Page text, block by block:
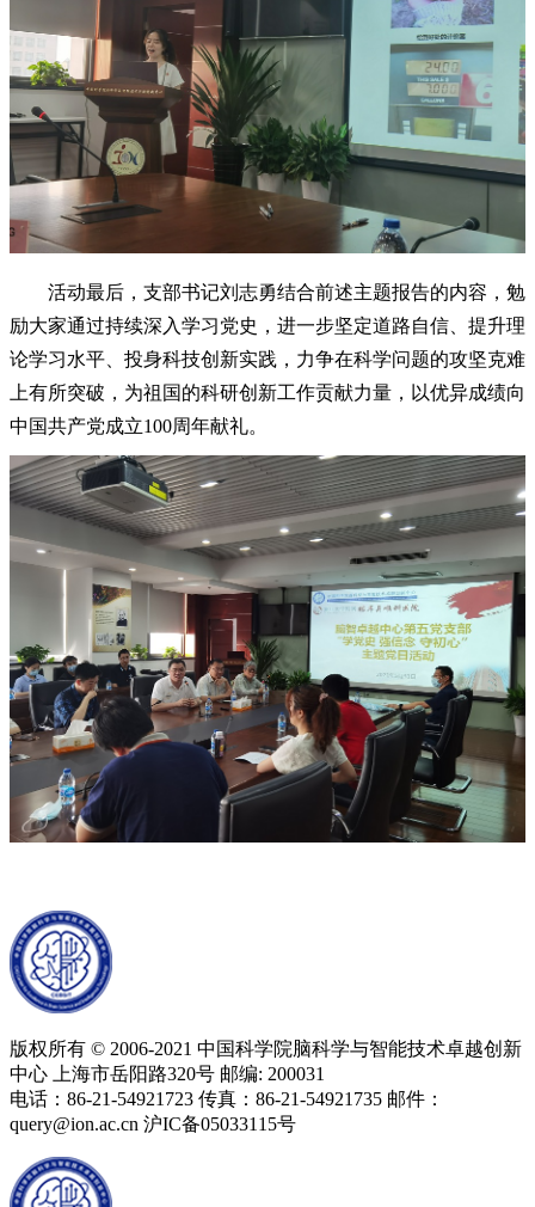
活动最后，支部书记刘志勇结合前述主题报告的内容，勉
励大家通过持续深入学习党史，进一步坚定道路自信、提升理
论学习水平、投身科技创新实践，力争在科学问题的攻坚克难
上有所突破，为祖国的科研创新工作贡献力量，以优异成绩向
中国共产党成立100周年献礼。
版权所有 © 2006-2021 中国科学院脑科学与智能技术卓越创新
中心 上海市岳阳路320号 邮编: 200031
电话：86-21-54921723 传真：86-21-54921735 邮件：
query@ion.ac.cn 沪IC备05033115号